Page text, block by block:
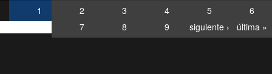
1 2 3 4 5
6
7
8 9 siguiente › última »